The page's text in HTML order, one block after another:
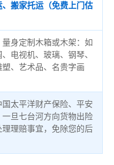
搬家托运（免费上门估
身定制木箱或木架：如
电视机、玻璃、钢琴、
、艺术品、名贵字画
太平洋财产保险、平安
旦七台河方向货物出险
理赔事宜，免除您的后